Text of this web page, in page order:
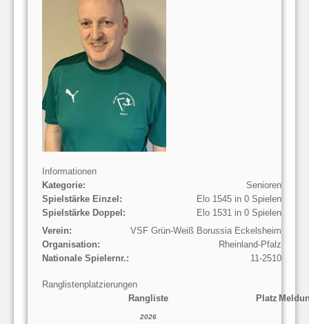
Informationen
Kategorie:
Senioren
Spielstärke Einzel:
Elo 1545 in 0 Spielen
Spielstärke Doppel:
Elo 1531 in 0 Spielen
Verein:
VSF Grün-Weiß Borussia Eckelsheim
Organisation:
Rheinland-Pfalz
Nationale Spielernr.:
11-2510
Ranglistenplatzierungen
Rangliste
Platz
2026